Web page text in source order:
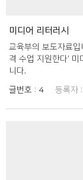
미디어 리터러시
교육부의 보도자료
격 수업 지원한다' 미
니다.
글번호 : 4 등록자 :